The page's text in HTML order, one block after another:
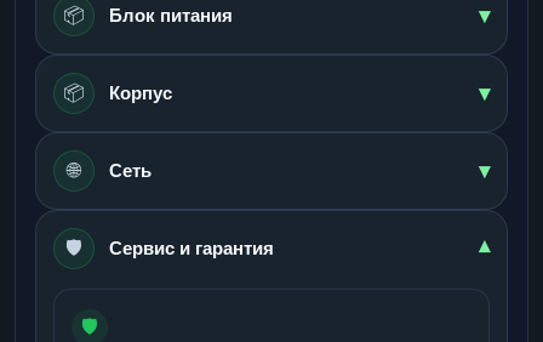
📦 Блок питания ▾
📦 Корпус ▾
🌐 Сеть ▾
🛡️ Сервис и гарантия ▾
🛡️